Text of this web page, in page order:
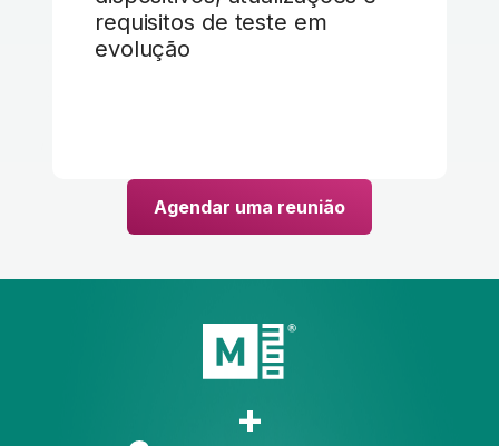
requisitos de teste em
evolução
Agendar uma reunião
+